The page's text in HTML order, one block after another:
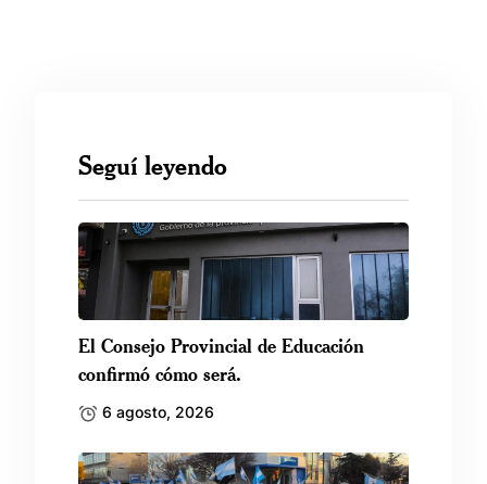
Seguí leyendo
El Consejo Provincial de Educación
confirmó cómo será.
6 agosto, 2026